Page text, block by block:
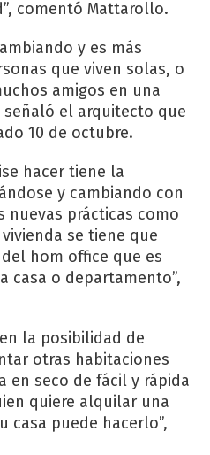
comentó Mattarollo.
y es más
que viven solas, o
amigos en una
señaló el arquitecto que
10 de octubre.
hacer tiene la
y cambiando con
nuevas prácticas como
se tiene que
hom office que es
casa o departamento”,
la posibilidad de
otras habitaciones
en seco de fácil y rápida
quiere alquilar una
casa puede hacerlo”,